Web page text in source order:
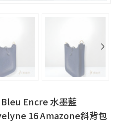
Encre 水墨藍
16 Amazone斜背包